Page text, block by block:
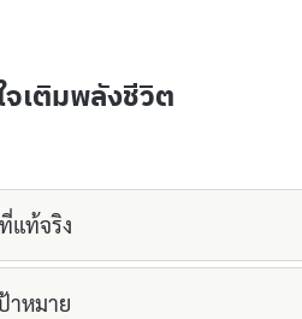
เติมพลังชีวิต
แท้จริง
าหมาย